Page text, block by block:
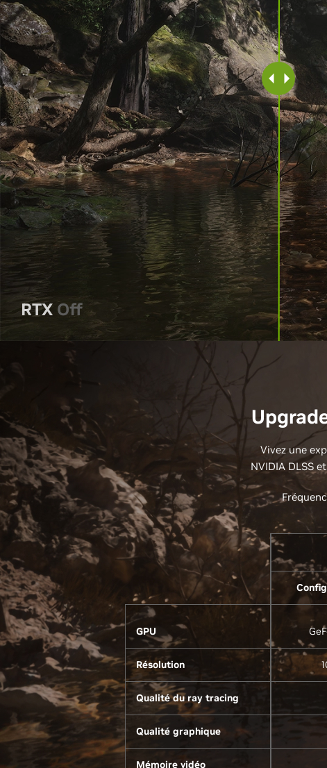
RTX Off
Vivez une
NVIDIA DLSS
GPU
Résolution
Qualité du ray tracing
Qualité graphique
Mémoire vidéo